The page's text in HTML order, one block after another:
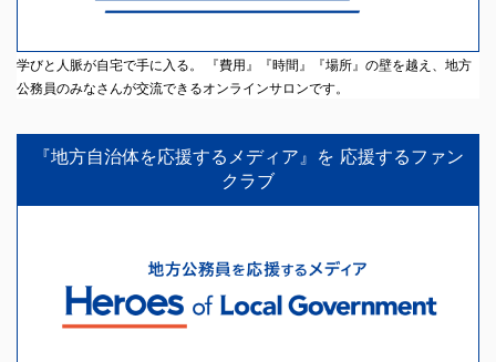
学びと人脈が自宅で手に入る。 『費用』『時間』『場所』の壁を越え、地方
公務員のみなさんが交流できるオンラインサロンです。
『地方自治体を応援するメディア』を 応援するファン
クラブ